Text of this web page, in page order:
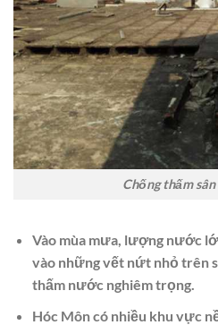
Chống thấm
Vào mùa mưa, lượng nước
vào những vết nứt nhỏ trên
thấm nước nghiêm trọng.
Hóc Môn có nhiều khu vực